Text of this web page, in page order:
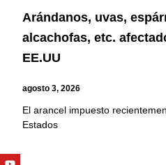
Arándanos, uvas,
alcachofas, etc.
EE.UU
agosto 3, 2026
El arancel impuesto
Estados
Youtube
Facebook
Twitter
Linkedin
Instagram